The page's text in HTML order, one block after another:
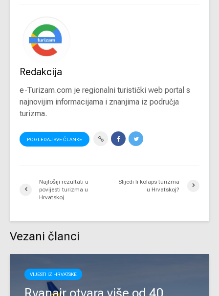
Redakcija
e-Turizam.com je regionalni turistički web portal s
najnovijim informacijama i znanjima iz područja
turizma.
POGLEDAJ SVE ČLANKE
Najlošiji rezultati u
povijesti turizma u
Hrvatskoj
Slijedi li kolaps turizma
u Hrvatskoj?
Vezani članci
VIJESTI IZ HRVATSKE
Ryanair otvara više od 40